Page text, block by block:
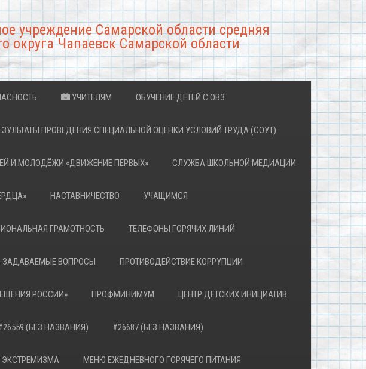
учреждение Самарской области средняя
округа Чапаевск Самарской области
УЧИТЕЛЯМ ОБУЧЕНИЕ ДЕТЕЙ С ОВЗ
ПРОВЕДЕНИЯ СПЕЦИАЛЬНОЙ ОЦЕНКИ УСЛОВИЙ ТРУДА (СОУТ)
И МОЛОДЁЖИ «ДВИЖЕНИЕ ПЕРВЫХ» СЛУЖБА ШКОЛЬНОЙ МЕДИАЦИИ
НАСТАВНИЧЕСТВО УЧАЩИМСЯ
ГРАМОТНОСТЬ ТЕЛЕФОНЫ ГОРЯЧИХ ЛИНИЙ
ЗАДАВАЕМЫЕ ВОПРОСЫ ПРОТИВОДЕЙСТВИЕ КОРРУПЦИИ
РОССИИ» ПРОФМИНИМУМ ЦЕНТР ДЕТСКИХ ИНИЦИАТИВ
(БЕЗ НАЗВАНИЯ) #26687 (БЕЗ НАЗВАНИЯ)
ЭКСТРЕМИЗМА МЕНЮ ЕЖЕДНЕВНОГО ГОРЯЧЕГО ПИТАНИЯ